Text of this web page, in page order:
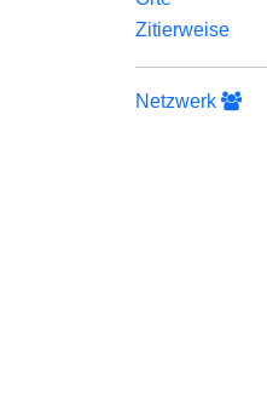
Zitierweise
Netzwerk